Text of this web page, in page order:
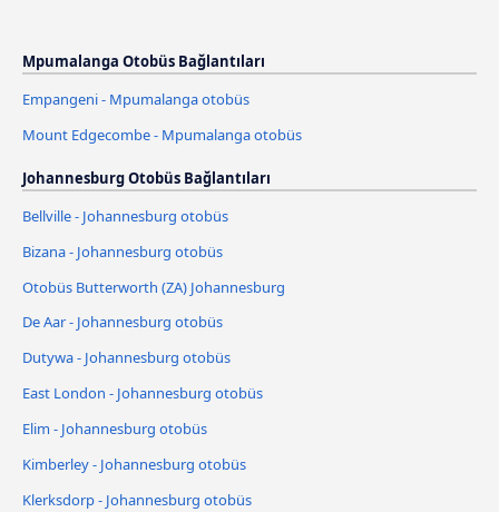
Mpumalanga Otobüs Bağlantıları
Empangeni - Mpumalanga otobüs
Mount Edgecombe - Mpumalanga otobüs
Johannesburg Otobüs Bağlantıları
Bellville - Johannesburg otobüs
Bizana - Johannesburg otobüs
Otobüs Butterworth (ZA) Johannesburg
De Aar - Johannesburg otobüs
Dutywa - Johannesburg otobüs
East London - Johannesburg otobüs
Elim - Johannesburg otobüs
Kimberley - Johannesburg otobüs
Klerksdorp - Johannesburg otobüs